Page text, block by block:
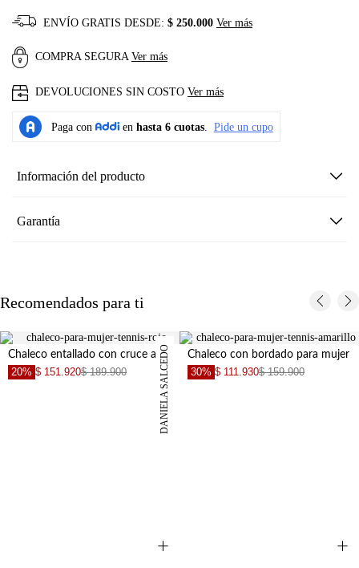
ENVÍO GRATIS DESDE: $ 250.000 Ver más
COMPRA SEGURA Ver más
DEVOLUCIONES SIN COSTO Ver más
Información del producto
Garantía
Recomendados para ti
DANIELA SALCEDO
+
Chaleco entallado con cruce asimétrico y botones metalizados en marrón para mujer
20% $ 151.920$ 189.900
+
Chaleco con bordado para mujer
30% $ 111.930$ 159.900